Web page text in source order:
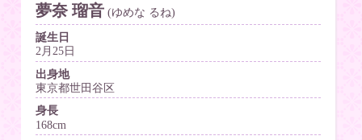
夢奈 瑠音 (ゆめな るね)
誕生日
2月25日
出身地
東京都世田谷区
身長
168cm